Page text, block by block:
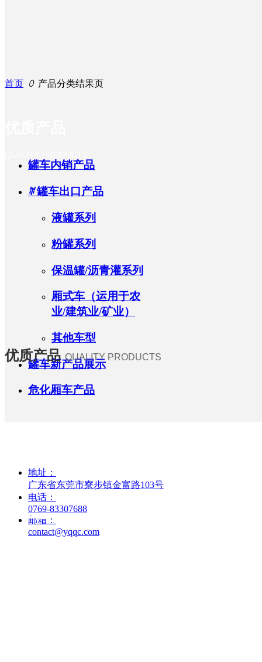
首页 ꄲ 产品分类结果页
罐车内销产品
ꄶ 罐车出口产品
液罐系列
粉罐系列
保温罐/沥青灌系列
厢式车（运用于农
业/建筑业/矿业）
其他车型
罐车新产品展示
危化厢车产品
优质产品 QUALITY PRODUCTS
地址：
广东省东莞市寮步镇金富路103号
电话：
0769-83307688
邮箱：
contact@yqqc.com